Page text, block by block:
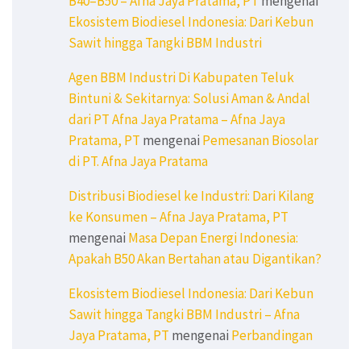
Ekosistem Biodiesel Indonesia: Dari Kebun
Sawit hingga Tangki BBM Industri
Agen BBM Industri Di Kabupaten Teluk
Bintuni & Sekitarnya: Solusi Aman & Andal
dari PT Afna Jaya Pratama – Afna Jaya
Pratama, PT mengenai Pemesanan Biosolar
di PT. Afna Jaya Pratama
Distribusi Biodiesel ke Industri: Dari Kilang
ke Konsumen – Afna Jaya Pratama, PT
mengenai Masa Depan Energi Indonesia:
Apakah B50 Akan Bertahan atau Digantikan?
Ekosistem Biodiesel Indonesia: Dari Kebun
Sawit hingga Tangki BBM Industri – Afna
Jaya Pratama, PT mengenai Perbandingan